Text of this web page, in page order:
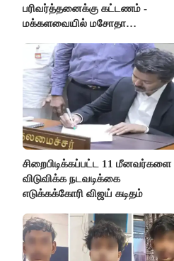
பரிவர்த்தனைக்கு கட்டணம் -
மக்களவையில் மசோதா
சிறைபிடிக்கப்பட்ட 11 மீனவர்களை
விடுவிக்க நடவடிக்கை
எடுக்கக்கோரி விஜய் கடிதம்